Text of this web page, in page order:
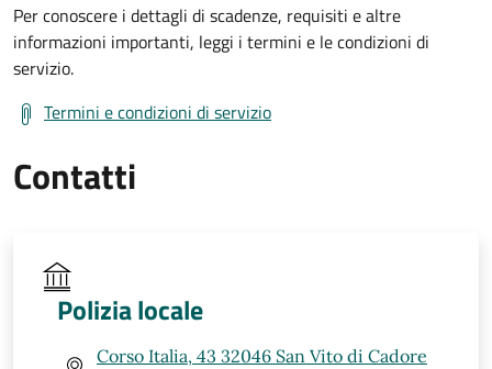
Per conoscere i dettagli di scadenze, requisiti e altre
informazioni importanti, leggi i termini e le condizioni di
servizio.
Termini e condizioni di servizio
Contatti
Polizia locale
Corso Italia, 43 32046 San Vito di Cadore